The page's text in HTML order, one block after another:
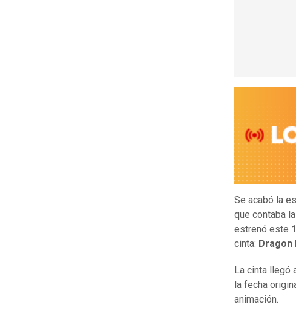
Se acabó la
que contaba
estrenó este
cinta: Dragon
La cinta llegó
la fecha
animación.